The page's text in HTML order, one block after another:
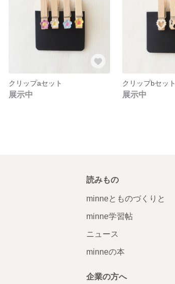
クリップaセット
展示中
クリップbセット
展示中
読みもの
minneとものづくりと
minne学習帖
ニュース
minneの本
企業の方へ